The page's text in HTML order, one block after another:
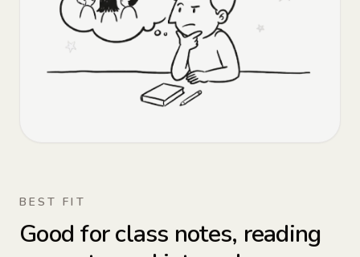
BEST FIT
Good for class notes, reading